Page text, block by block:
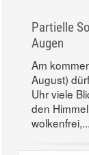
Partielle
Augen
Am
August)
Uhr viele
den
wolkenfrei,...